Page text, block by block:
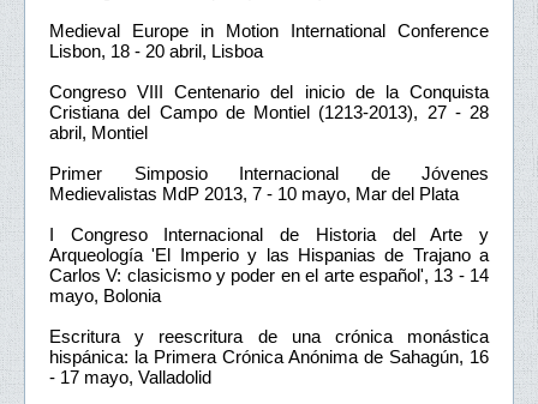
Medieval Europe in Motion International Conference
Lisbon, 18 - 20 abril, Lisboa
Congreso VIII Centenario del inicio de la Conquista
Cristiana del Campo de Montiel (1213-2013), 27 - 28
abril, Montiel
Primer Simposio Internacional de Jóvenes
Medievalistas MdP 2013, 7 - 10 mayo, Mar del Plata
I Congreso Internacional de Historia del Arte y
Arqueología 'El Imperio y las Hispanias de Trajano a
Carlos V: clasicismo y poder en el arte español', 13 - 14
mayo, Bolonia
Escritura y reescritura de una crónica monástica
hispánica: la Primera Crónica Anónima de Sahagún, 16
- 17 mayo, Valladolid